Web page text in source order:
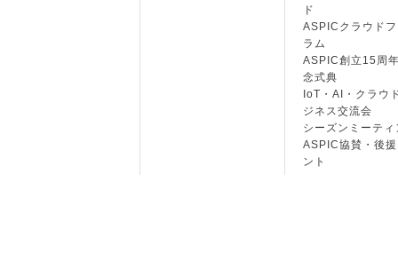
ド
ASPICクラウド
ラム
ASPIC創立15周
念式典
IoT・AI・クラウ
ジネス交流会
シーズンミーティ
ASPIC協賛・後
ント